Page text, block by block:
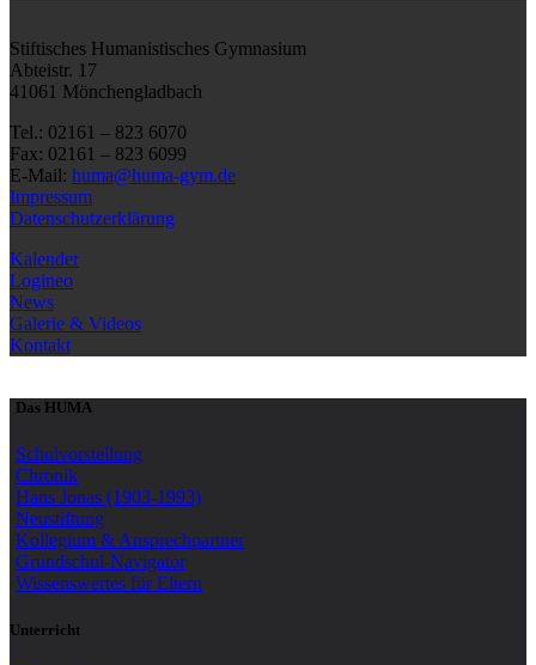
Stiftisches Humanistisches Gymnasium
Abteistr. 17
41061 Mönchengladbach
Tel.: 02161 – 823 6070
Fax: 02161 – 823 6099
E-Mail: huma@huma-gym.de
Impressum
Datenschutzerklärung
Kalender
Logineo
News
Galerie & Videos
Kontakt
Das HUMA
Schulvorstellung
Chronik
Hans Jonas (1903-1993)
Neustiftung
Kollegium & Ansprechpartner
Grundschul-Navigator
Wissenswertes für Eltern
Unterricht